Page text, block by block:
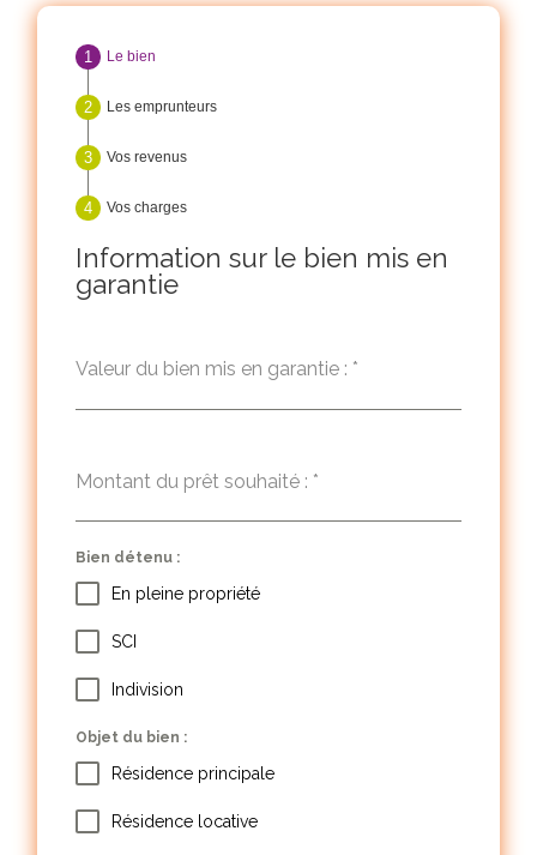
Le bien
Les emprunteurs
Vos revenus
Vos charges
Information sur le bien mis en
garantie
Valeur du bien mis en garantie : *
Montant du prêt souhaité : *
Bien détenu :
En pleine propriété
SCI
Indivision
Objet du bien :
Résidence principale
Résidence locative